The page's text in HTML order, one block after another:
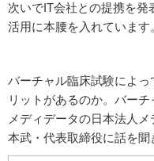
次いでIT会社との提携を
活用に本腰を入れています
バーチャル臨床試験によ
リットがあるのか。バー
メディデータの日本法人
本武・代表取締役に話を聞